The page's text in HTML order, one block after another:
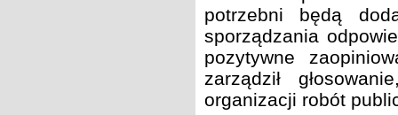
potrzebni będą
sporządzania
pozytywne
zarządził
organizacji robót